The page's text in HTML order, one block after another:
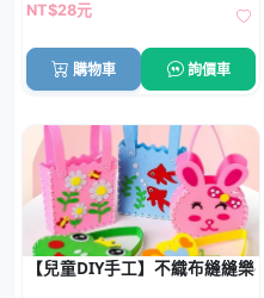
NT$28元
購物車 詢價車
【兒童DIY手工】不織布縫縫